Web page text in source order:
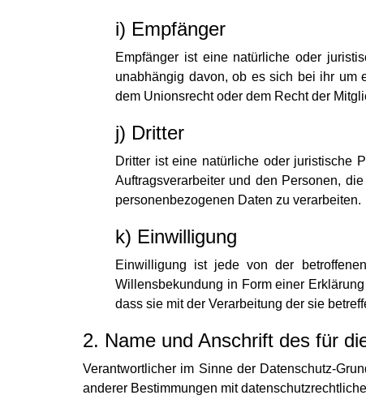
i) Empfänger
Empfänger ist eine natürliche oder
unabhängig davon, ob es sich bei ihr um
dem Unionsrecht oder dem Recht der
j) Dritter
Dritter ist eine natürliche oder juristische
Auftragsverarbeiter und den Personen,
personenbezogenen Daten zu verarbeiten.
k) Einwilligung
Einwilligung ist jede von der
Willensbekundung in Form einer
dass sie mit der Verarbeitung der sie
2. Name und Anschrift des für
Verantwortlicher im Sinne der Datenschutz-
anderer Bestimmungen mit